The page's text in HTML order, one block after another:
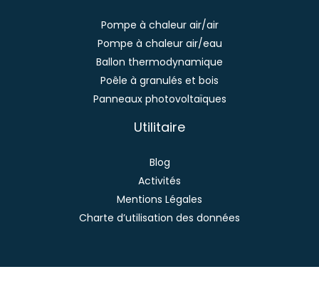
Pompe à chaleur air/air
Pompe à chaleur air/eau
Ballon thermodynamique
Poêle à granulés et bois
Panneaux photovoltaïques
Utilitaire
Blog
Activités
Mentions Légales
Charte d’utilisation des données